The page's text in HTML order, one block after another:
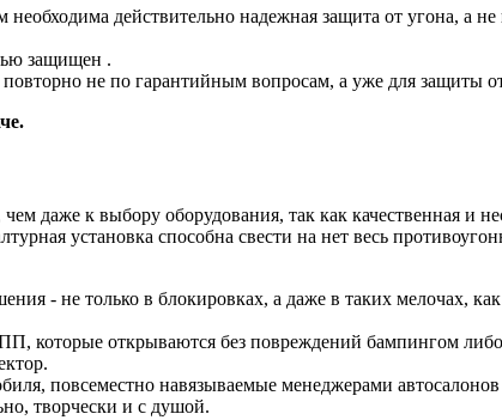
действительно надежная защита от угона, а
защищен .
не по гарантийным вопросам, а уже для защиты
даже к выбору оборудования, так как качественная и
установка способна свести на нет весь
- не только в блокировках, а даже в таких мелочах,
которые открываются без повреждений бампингом
повсеместно навязываемые менеджерами
и с душой.